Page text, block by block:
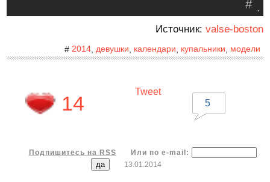
.
#
Источник: valse-boston
# 2014, девушки календари купальники модели
14
Tweet
5
Подпишитесь на RSS
Или по e-mail:
13.01.2014